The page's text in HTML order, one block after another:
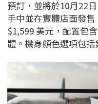
預訂，並將於10月22
手中並在實體店面發
$1,599 美元，配置包
體。機身顏色選項包括